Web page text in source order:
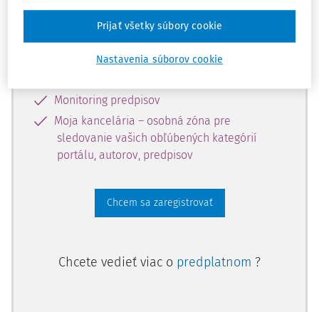
Vďaka registrácii získate prístup aj k
vybranému obsahu:
Monitoring predpisov
Moja kancelária – osobná zóna pre
sledovanie vašich obľúbených kategórií
portálu, autorov, predpisov
Chcem sa zaregistrovať
Chcete vedieť viac o predplatnom ?
Nastavenia súborov cookie
Prijať všetky súbory cookie